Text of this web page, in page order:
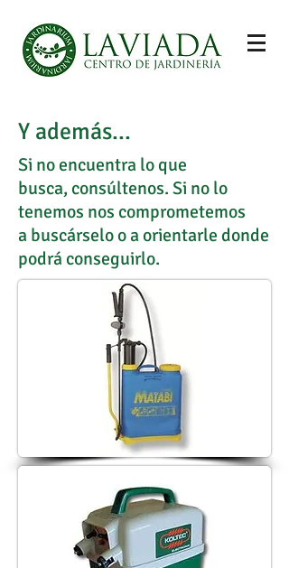
Y además...
Si no encuentra lo que
busca, consúltenos. Si no lo
tenemos nos comprometemos
a buscárselo o a orientarle donde
podrá conseguirlo.